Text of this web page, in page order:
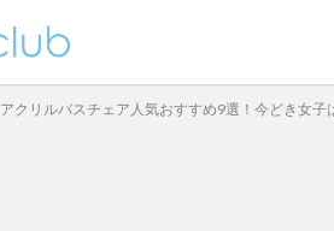
アクリルバスチェア人気おすすめ9選！今どき女子